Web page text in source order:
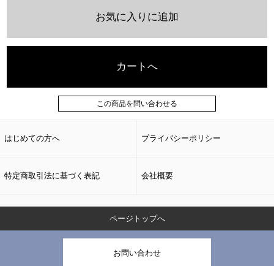
お気に入りに追加
カートへ
この商品を問い合わせる
はじめての方へ プライバシーポリシー
特定商取引法に基づく表記 会社概要
ページトップへ
お問い合わせ